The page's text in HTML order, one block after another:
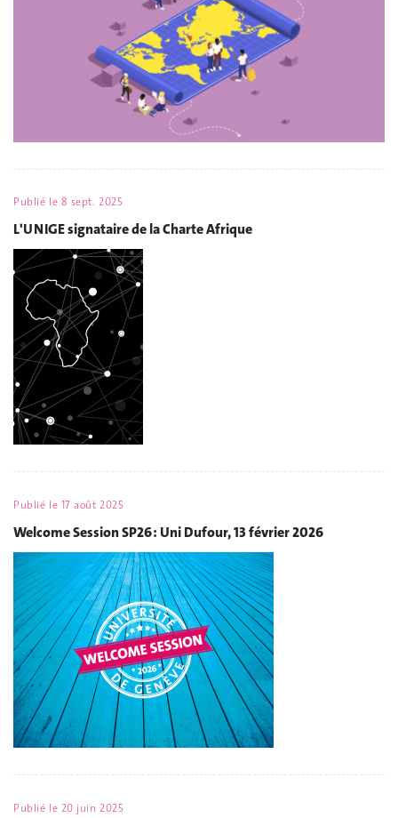
Publié le 8 sept. 2025
L'UNIGE signataire de la Charte Afrique
Publié le 17 août 2025
Welcome Session SP26 : Uni Dufour, 13 février 2026
Publié le 20 juin 2025